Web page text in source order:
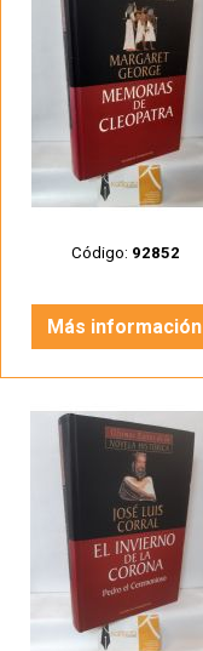
Código: 92852
Más información